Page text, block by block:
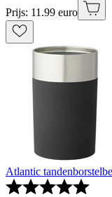
Prijs: 11.99 euro
Atlantic